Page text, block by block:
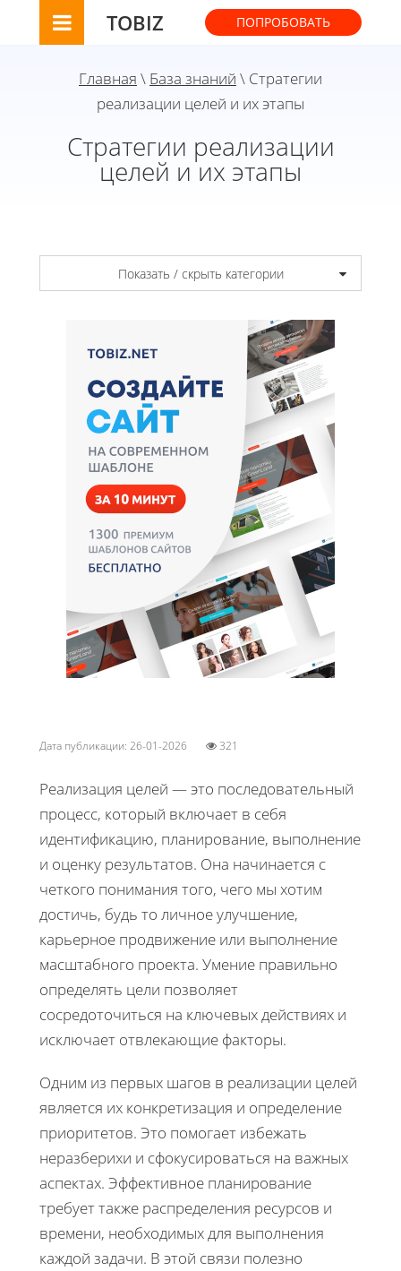
TOBIZ ПОПРОБОВАТЬ
Главная \ База знаний \ Стратегии
реализации целей и их этапы
Стратегии реализации
целей и их этапы
Показать / скрыть категории
Дата публикации: 26-01-2026 321
Реализация целей — это последовательный
процесс, который включает в себя
идентификацию, планирование, выполнение
и оценку результатов. Она начинается с
четкого понимания того, чего мы хотим
достичь, будь то личное улучшение,
карьерное продвижение или выполнение
масштабного проекта. Умение правильно
определять цели позволяет
сосредоточиться на ключевых действиях и
исключает отвлекающие факторы.
Одним из первых шагов в реализации целей
является их конкретизация и определение
приоритетов. Это помогает избежать
неразберихи и сфокусироваться на важных
аспектах. Эффективное планирование
требует также распределения ресурсов и
времени, необходимых для выполнения
каждой задачи. В этой связи полезно